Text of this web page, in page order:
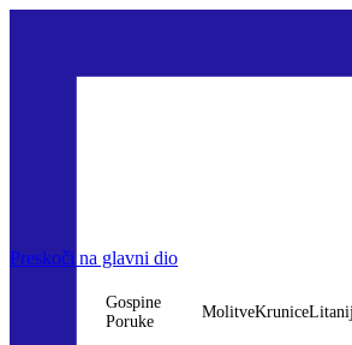
Preskoči na glavni dioGospine Poruke
Krunice
Litanije
Devetnice